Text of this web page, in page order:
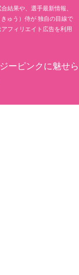
結果や、選手最新情報、
ゅう）侍が 独自の目線で
フィリエイト広告を利用
ーピンクに魅せら